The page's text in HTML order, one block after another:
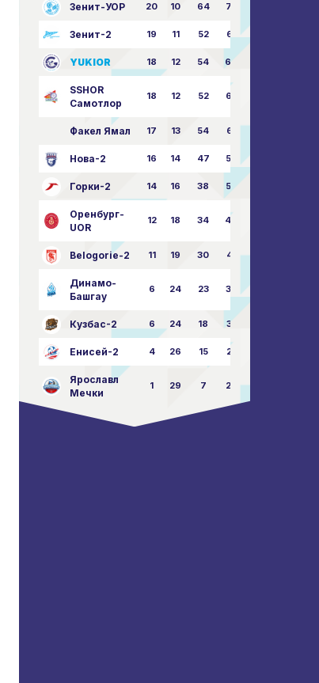
Зенит-УОР 20 10 64 74:43
Зенит-2 19 11 52 68:51
YUKIOR 18 12 54 64:46
SSHOR
Самотлор
18 12 52 64:50
Факел Ямал 17 13 54 65:52
Нова-2 16 14 47 58:57
Горки-2 14 16 38 50:63
Оренбург-
UOR
12 18 34 49:67
Belogorie-2 11 19 30 44:71
Динамо-
Башгау
6 24 23 36:75
Кузбас-2 6 24 18 35:82
Енисей-2 4 26 15 25:82
Ярославл
Мечки
1 29 7 23:87